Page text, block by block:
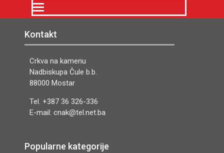
Kontakt
Crkva na kamenu
Nadbiskupa Čule b.b.
88000 Mostar
Tel. +387 36 326-336
E-mail: cnak@tel.net.ba
Popularne kategorije